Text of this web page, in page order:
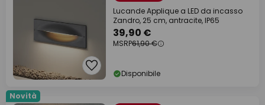
Lucande Applique a LED da incasso
Zandro, 25 cm, antracite, IP65
39,90 €
MSRP61,90 €
Disponibile
Novità